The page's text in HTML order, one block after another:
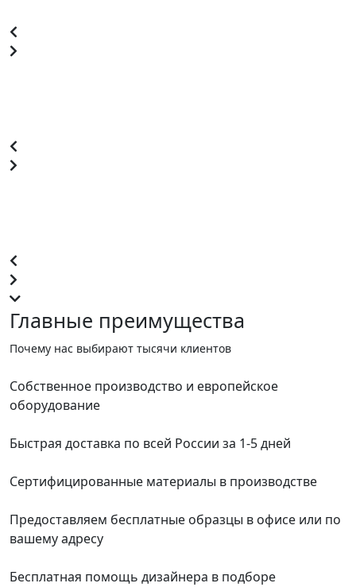
Главные преимущества
Почему нас выбирают тысячи клиентов
Собственное производство и европейское
оборудование
Быстрая доставка по всей России за 1-5 дней
Сертифицированные материалы в производстве
Предоставляем бесплатные образцы в офисе или по
вашему адресу
Бесплатная помощь дизайнера в подборе